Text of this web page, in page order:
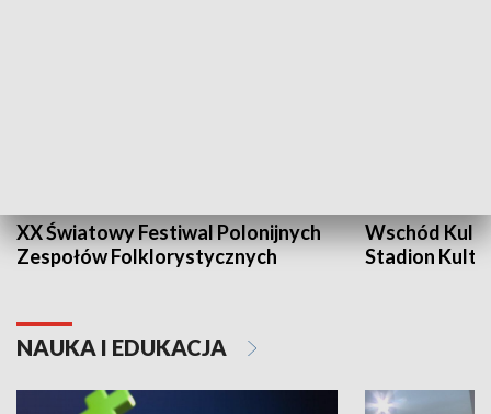
XX Światowy Festiwal Polonijnych
Zespołów Folklorystycznych
Wschód
Stadion
NAUKA I EDUKACJA